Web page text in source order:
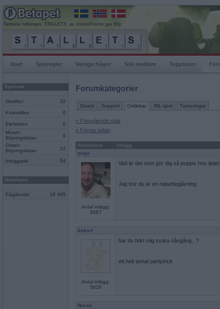
Senaste rullningen, STALLETS, av JoontePoonte gav 60p
Start Spelregler Vanliga frågor Sök medlem Topplistor
Spelrum
Giraffen 32
Krokodilen 0
Elefanten
0
Musen
Böjningslistan
0
Grisen
Böjningslistan
22
Inloggade 54
Mobilspel
Pågående 18 495
Forumkategorier
Snack Support Ordlekar IRL-spel Turneringar
« Föregående sida
« Första sidan
Användare
Inlägg
pogu
Antal inlägg:
5687
Vad är det som gör dig så poppis hos
Jag tror du är en naturbegåvning
åskarl
Antal inlägg:
5826
har du hört mig svära nångång...?
ett helt annat partytrick
Norah